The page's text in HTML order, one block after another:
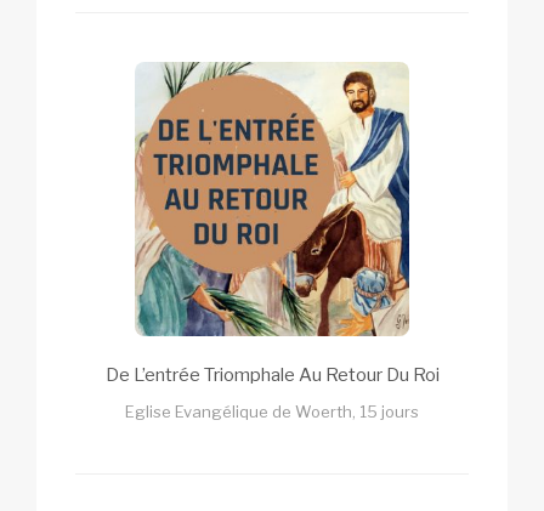
De L’entrée Triomphale Au Retour Du Roi
Eglise Evangélique de Woerth, 15 jours